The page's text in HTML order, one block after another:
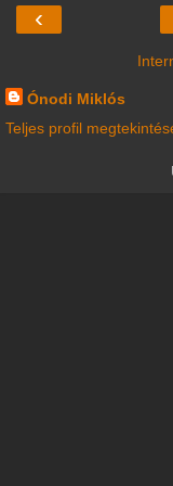
‹
Ónodi Miklós
Teljes profil